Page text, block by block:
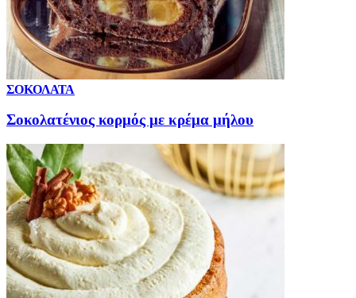
ΣΟΚΟΛΑΤΑ
Σοκολατένιος κορμός με κρέμα μήλου